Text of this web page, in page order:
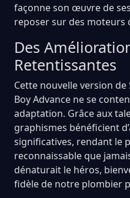
façonne son œuvre de
reposer sur des moteurs
Des
Retentissantes
Cette nouvelle version
Boy Advance ne se
adaptation. Grâce aux
graphismes bénéficient
significatives, rendant le
reconnaissable que
dénaturait le héros,
fidèle de notre plombier